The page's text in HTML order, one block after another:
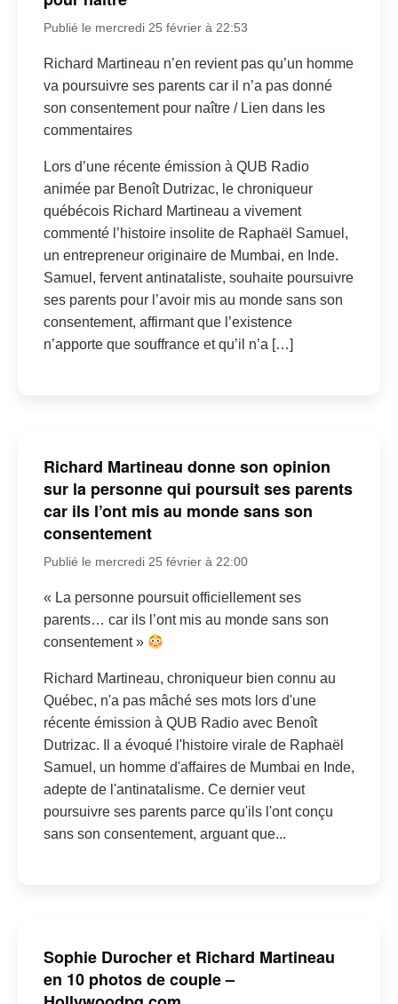
Publié le mercredi 25 février à 22:53
Richard Martineau n’en revient pas qu’un homme
va poursuivre ses parents car il n’a pas donné
son consentement pour naître / Lien dans les
commentaires
Lors d’une récente émission à QUB Radio
animée par Benoît Dutrizac, le chroniqueur
québécois Richard Martineau a vivement
commenté l’histoire insolite de Raphaël Samuel,
un entrepreneur originaire de Mumbai, en Inde.
Samuel, fervent antinataliste, souhaite poursuivre
ses parents pour l’avoir mis au monde sans son
consentement, affirmant que l’existence
n’apporte que souffrance et qu’il n’a […]
Richard Martineau donne son opinion
sur la personne qui poursuit ses parents
car ils l’ont mis au monde sans son
consentement
Publié le mercredi 25 février à 22:00
« La personne poursuit officiellement ses
parents… car ils l’ont mis au monde sans son
consentement »
Richard Martineau, chroniqueur bien connu au
Québec, n'a pas mâché ses mots lors d'une
récente émission à QUB Radio avec Benoît
Dutrizac. Il a évoqué l'histoire virale de Raphaël
Samuel, un homme d'affaires de Mumbai en Inde,
adepte de l'antinatalisme. Ce dernier veut
poursuivre ses parents parce qu'ils l'ont conçu
sans son consentement, arguant que...
Sophie Durocher et Richard Martineau
en 10 photos de couple –